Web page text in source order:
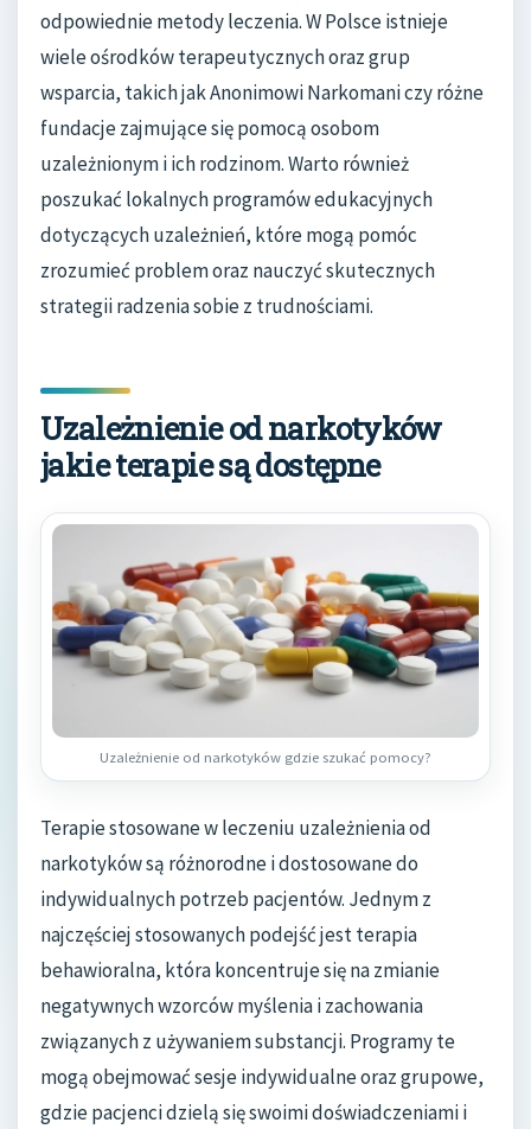
odpowiednie metody leczenia. W Polsce istnieje
wiele ośrodków terapeutycznych oraz grup
wsparcia, takich jak Anonimowi Narkomani czy różne
fundacje zajmujące się pomocą osobom
uzależnionym i ich rodzinom. Warto również
poszukać lokalnych programów edukacyjnych
dotyczących uzależnień, które mogą pomóc
zrozumieć problem oraz nauczyć skutecznych
strategii radzenia sobie z trudnościami.
Uzależnienie od narkotyków
jakie terapie są dostępne
Uzależnienie od narkotyków gdzie szukać pomocy?
Terapie stosowane w leczeniu uzależnienia od
narkotyków są różnorodne i dostosowane do
indywidualnych potrzeb pacjentów. Jednym z
najczęściej stosowanych podejść jest terapia
behawioralna, która koncentruje się na zmianie
negatywnych wzorców myślenia i zachowania
związanych z używaniem substancji. Programy te
mogą obejmować sesje indywidualne oraz grupowe,
gdzie pacjenci dzielą się swoimi doświadczeniami i